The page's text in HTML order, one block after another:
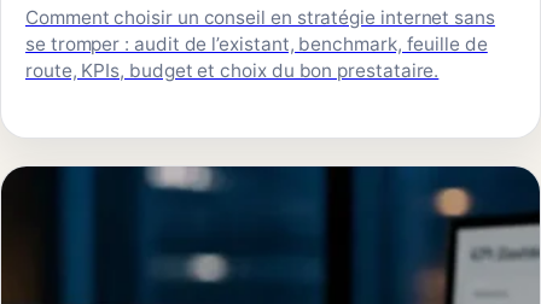
Comment choisir un conseil en stratégie internet sans
se tromper : audit de l’existant, benchmark, feuille de
route, KPIs, budget et choix du bon prestataire.